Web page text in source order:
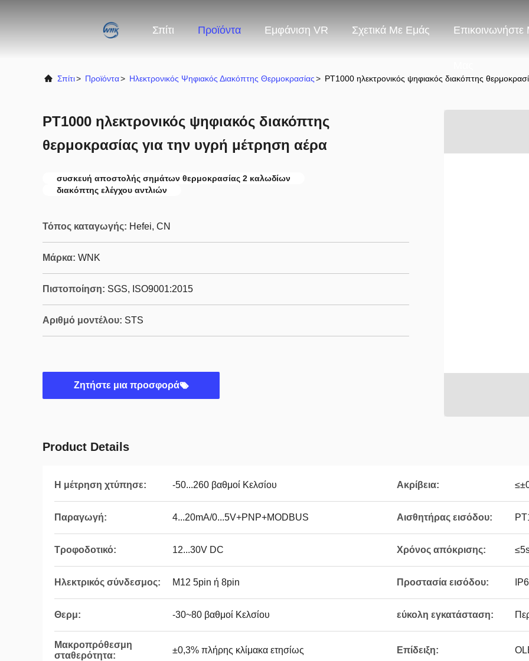
Σπίτι Προϊόντα Εμφάνιση VR Σχετικά Με Εμάς Επικοινωνήστε
Σπίτι> Προϊόντα> Ηλεκτρονικός Ψηφιακός Διακόπτης Θερμοκρασίας> PT1000 ηλεκτρονικός ψηφιακός διακόπτης
PT1000 ηλεκτρονικός ψηφιακός διακόπτης
θερμοκρασίας για την υγρή μέτρηση αέρα
συσκευή αποστολής σημάτων θερμοκρασίας 2 καλωδίων
διακόπτης ελέγχου αντλιών
Τόπος καταγωγής: Hefei, CN
Μάρκα: WNK
Πιστοποίηση: SGS, ISO9001:2015
Αριθμό μοντέλου: STS
Ζητήστε μια προσφορά
Product Details
Η μέτρηση χτύπησε: -50...260 βαθμοί Κελσίου Ακρίβεια:
Παραγωγή: 4...20mA/0...5V+PNP+MODBUS Αισθητήρας εισόδου:
Τροφοδοτικό: 12...30V DC Χρόνος απόκρισης:
Ηλεκτρικός σύνδεσμος: M12 5pin ή 8pin Προστασία εισόδου:
Θερμ: -30~80 βαθμοί Κελσίου εύκολη εγκατάσταση:
Μακροπρόθεσμη
σταθερότητα:
±0,3% πλήρης κλίμακα ετησίως Επίδειξη: